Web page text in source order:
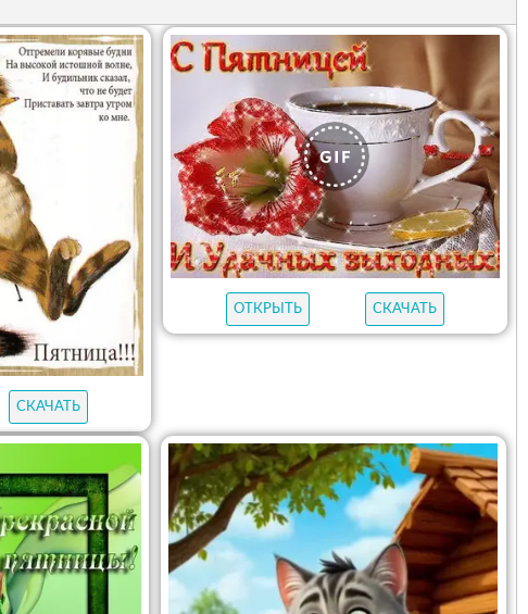
СКАЧАТЬ
ОТКРЫТЬ СКАЧАТЬ